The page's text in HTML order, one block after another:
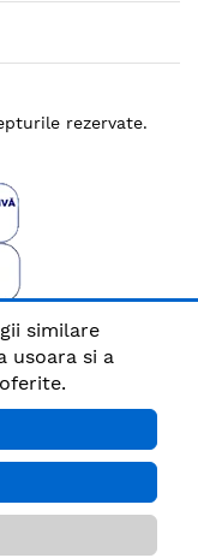
rezervate.
similare
usoara si a